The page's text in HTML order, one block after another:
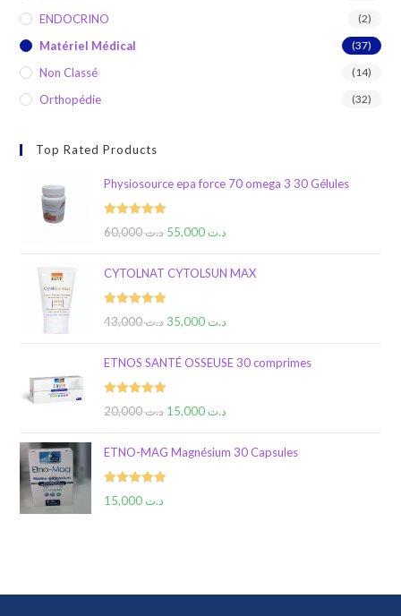
ENDOCRINO (2)
Matériel Médical (37)
Non Classé (14)
Orthopédie (32)
Top Rated Products
Physiosource epa force 70 omega 3 30 Gélules
Rated 5.00د.ت60,000 د.ت
CYTOLNAT CYTOLSUN MAX
Rated 5.00د.ت43,000 د.ت
ETNOS SANTÉ OSSEUSE 30 comprimes
Rated 5.00د.ت20,000 د.ت
ETNO-MAG Magnésium 30 Capsules
Rated 5.00د.ت